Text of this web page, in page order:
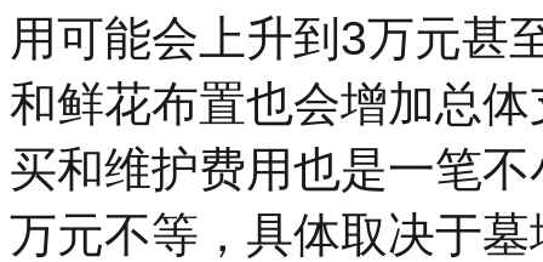
用可能会上升到3万元甚
和鲜花布置也会增加总
买和维护费用也是一笔
万元不等，具体取决于